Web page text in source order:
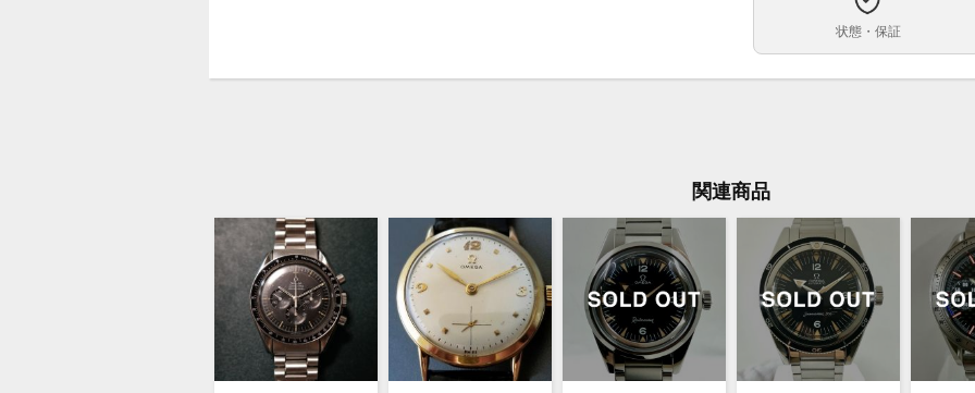
ムーブメント
ケースサイズ 38.6
素材
付属品
箱
ラム
ライ
保証期間 当店
状態
使
状態・保証
関連商品